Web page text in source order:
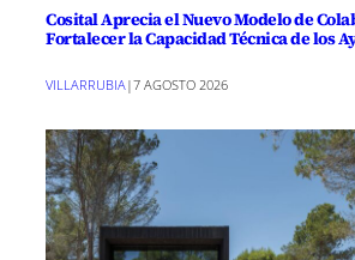
Cosital Aprecia el Nuevo Modelo de
Fortalecer la Capacidad Técnica de los
VILLARRUBIA|7 AGOSTO 2026